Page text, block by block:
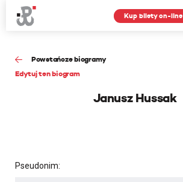
Kup bilety on-line
Powstańcze biogramy
Edytuj ten biogram
Janusz Hussak
Pseudonim: